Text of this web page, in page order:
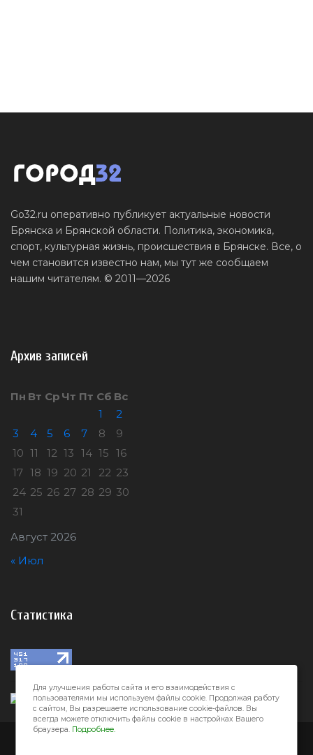
Go32.ru оперативно публикует актуальные новости
Брянска и Брянской области. Политика, экономика,
спорт, культурная жизнь, происшествия в Брянске. Все, о
чем становится известно нам, мы тут же сообщаем
нашим читателям. © 2011—2026
Архив записей
Август 2026
Пн Вт Ср Чт Пт Сб Вс
1
2
3
4 5 6 7 8
9
10 11 12 13 14 15 16
17 18 19 20 21 22 23
24 25 26 27 28 29 30
31
« Июл
Статистика
Для улучшения работы сайта и его взаимодействия с
пользователями мы используем файлы cookie. Продолжая работу
с сайтом, Вы разрешаете использование cookie-файлов. Вы
всегда можете отключить файлы cookie в настройках Вашего
браузера. Подробнее.